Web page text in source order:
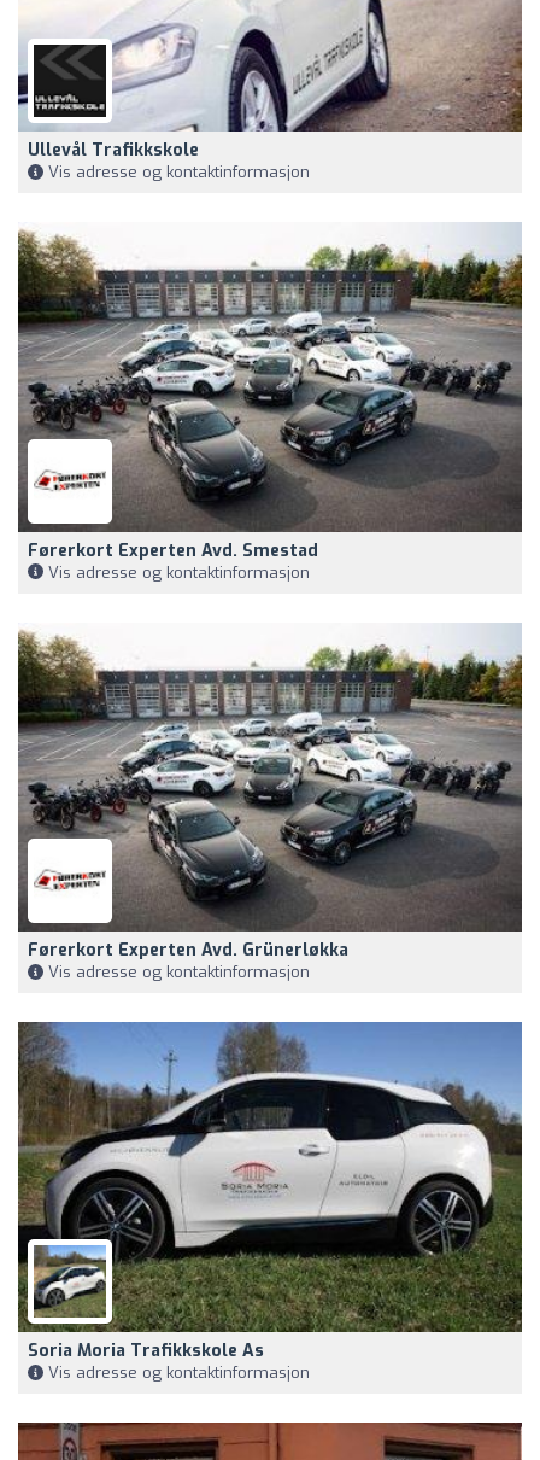
Ullevål Trafikkskole
Vis adresse og kontaktinformasjon
Førerkort Experten Avd. Smestad
Vis adresse og kontaktinformasjon
Førerkort Experten Avd. Grünerløkka
Vis adresse og kontaktinformasjon
Soria Moria Trafikkskole As
Vis adresse og kontaktinformasjon